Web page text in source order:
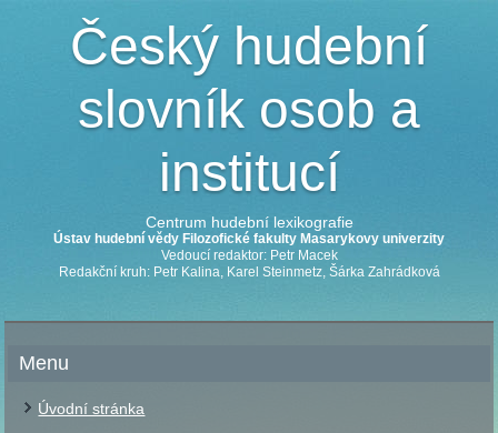
Český hudební
slovník osob a
institucí
Centrum hudební lexikografie
Ústav hudební vědy Filozofické fakulty Masarykovy univerzity
Vedoucí redaktor: Petr Macek
Redakční kruh: Petr Kalina, Karel Steinmetz, Šárka Zahrádková
Menu
Úvodní stránka